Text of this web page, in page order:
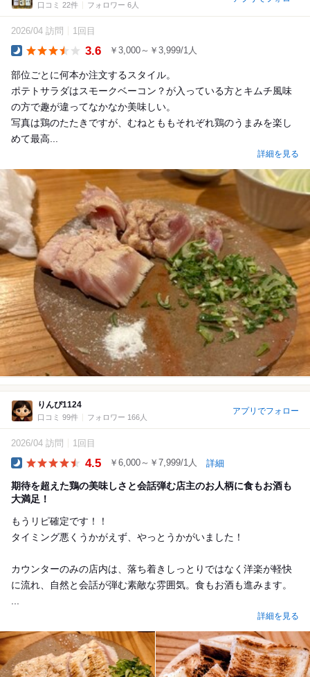
口コミ 22件 フォロワー 6人
2026/04 訪問 1回目
3.6 ￥3,000～￥3,999/1人
部位ごとに何本か注文するスタイル。
ポテトサラダはスモークベーコン？が入っている方とキムチ風味
の方で趣が違ってなかなか美味しい。
写真は鶏のたたきですが、むねとももそれぞれ鶏のうまみを楽し
めて最高...
詳細を見る
りんぴ1124
口コミ 99件 フォロワー 166人
アプリでフォロー
2026/04 訪問 1回目
4.5 ￥6,000～￥7,999/1人 詳細
期待を超えた鶏の美味しさと会話弾む店主のお人柄に食もお酒も
大満足！
もうリピ確定です！！
タイミング悪くうかがえず、やっとうかがいました！
カウンターのみの店内は、落ち着きしっとりではなく洋楽が軽快
に流れ、自然と会話が弾む素敵な雰囲気。食もお酒も進みます。
詳細を見る